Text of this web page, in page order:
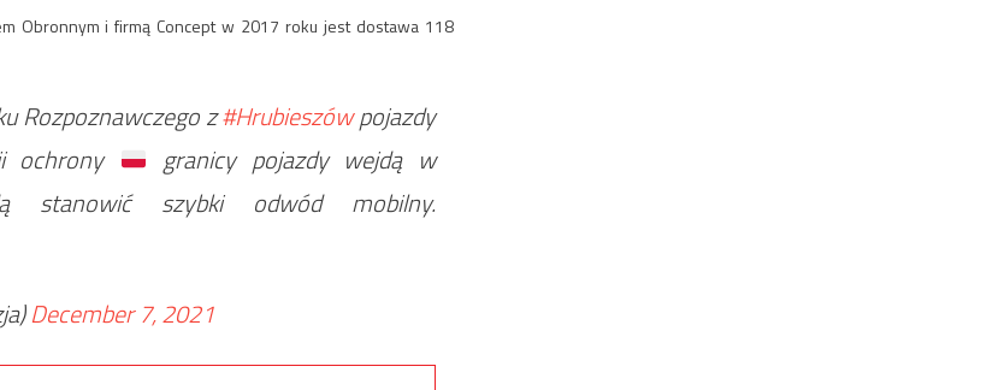
Obronnym i firmą Concept w 2017 roku jest dostawa 118
Rozpoznawczego z#Hrubieszówpojazdy
ochrony
granicy pojazdy wejdą w
szybki odwód mobilny.
December 7, 2021